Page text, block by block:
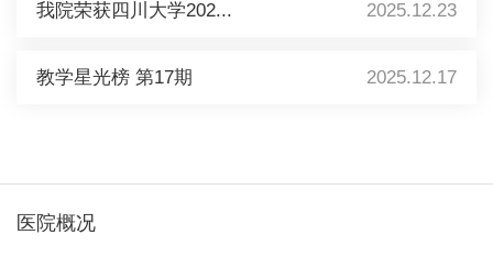
我院荣获四川大学202... 2025.12.23
教学星光榜 第17期 2025.12.17
医院概况